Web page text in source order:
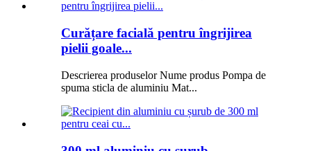
Curățare facială pentru îngrijirea
pielii goale...
Descrierea produselor Nume produs Pompa de
spuma sticla de aluminiu Mat...